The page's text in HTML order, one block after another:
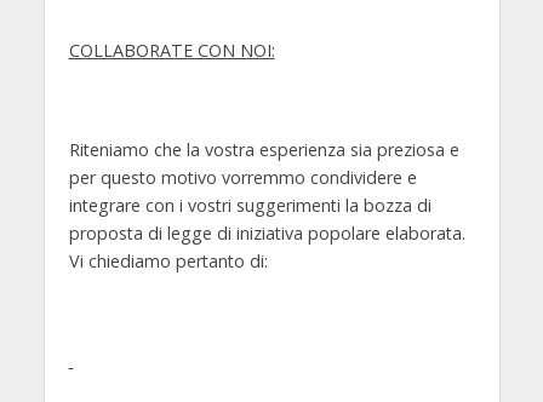
COLLABORATE CON NOI:
Riteniamo che la vostra esperienza sia preziosa e
per questo motivo vorremmo condividere e
integrare con i vostri suggerimenti la bozza di
proposta di legge di iniziativa popolare elaborata.
Vi chiediamo pertanto di: